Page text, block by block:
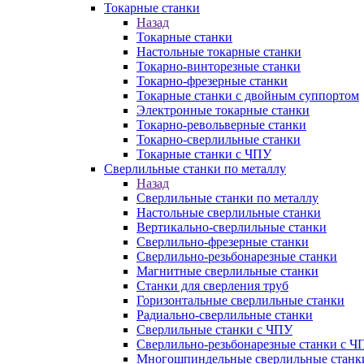
Токарные станки
Назад
Токарные станки
Настольные токарные станки
Токарно-винторезные станки
Токарно-фрезерные станки
Токарные станки с двойным суппортом
Электронные токарные станки
Токарно-револьверные станки
Токарно-сверлильные станки
Токарные станки с ЧПУ
Сверлильные станки по металлу
Назад
Сверлильные станки по металлу
Настольные сверлильные станки
Вертикально-сверлильные станки
Сверлильно-фрезерные станки
Сверлильно-резьбонарезные станки
Магнитные сверлильные станки
Станки для сверления труб
Горизонтальные сверлильные станки
Радиально-сверлильные станки
Сверлильные станки с ЧПУ
Сверлильно-резьбонарезные станки с
Многошпиндельные сверлильные